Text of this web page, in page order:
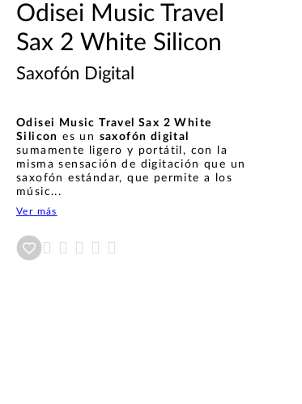
Odisei Music Travel
Sax 2 White Silicon
Saxofón Digital​
Odisei Music Travel Sax 2 White
Silicon es un saxofón digital​
sumamente ligero y portátil, con la
misma sensación de digitación que un
saxofón estándar, que permite a los
músic...
Ver más